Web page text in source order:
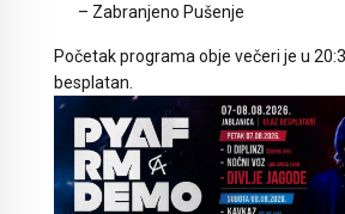
– Zabranjeno Pušenje
Početak programa obje večeri je u
besplatan.